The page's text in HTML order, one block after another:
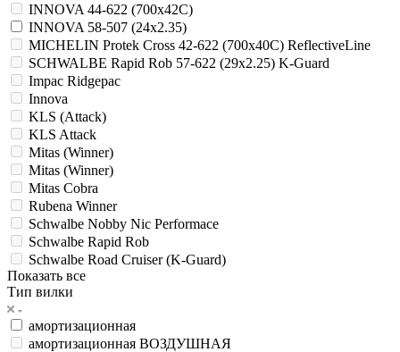
INNOVA 44-622 (700x42C)
INNOVA 58-507 (24x2.35)
MICHELIN Protek Cross 42-622 (700x40C) ReflectiveLine
SCHWALBE Rapid Rob 57-622 (29x2.25) K-Guard
Impac Ridgepac
Innova
KLS (Attack)
KLS Attack
Mitas (Winner)
Mitas (Winner)
Mitas Cobra
Rubena Winner
Schwalbe Nobby Nic Performace
Schwalbe Rapid Rob
Schwalbe Road Cruiser (K-Guard)
Показать все
Тип вилки
амортизационная
амортизационная ВОЗДУШНАЯ